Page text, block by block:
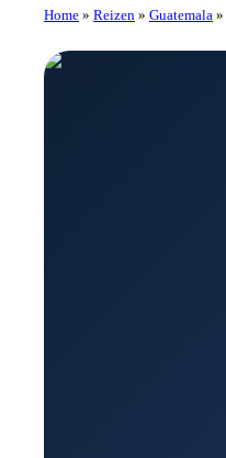
Home » Reizen » Guatemala »